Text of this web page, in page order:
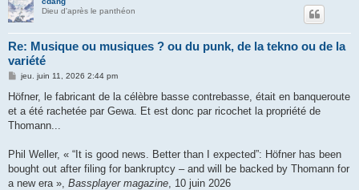
Dieu d'après le panthéon
Re: Musique ou musiques ? ou du punk, de la tekno ou de la
variété
M
s
a
g
jeu. juin 11, 2026 2:44 pm
Höfner, le fabricant de la célèbre basse contrebasse, était en banqueroute
et a été rachetée par Gewa. Et est donc par ricochet la propriété de
Thomann...
Phil Weller, « “It is good news. Better than I expected”: Höfner has been
bought out after filing for bankruptcy – and will be backed by Thomann for
a new era », Bassplayer magazine, 10 juin 2026